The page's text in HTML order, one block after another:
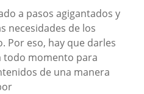
a pasos agigantados y
necesidades de los
Por eso, hay que darles
todo momento para
de una manera